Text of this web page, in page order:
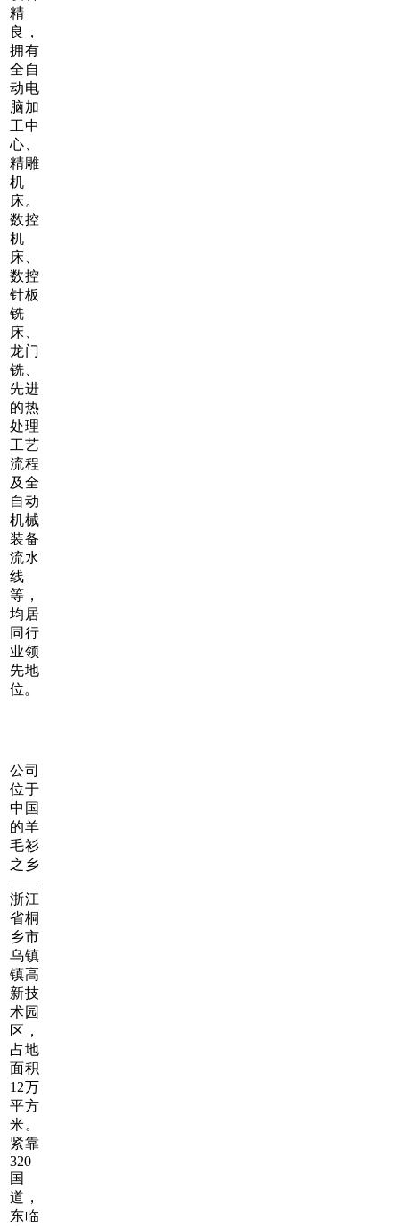
精
良，
拥有
全自
动电
脑加
工中
心、
精雕
机
床。
数控
机
床、
数控
针板
铣
床、
龙门
铣、
先进
的热
处理
工艺
流程
及全
自动
机械
装备
流水
线
等，
均居
同行
业领
先地
位。
公司
位于
中国
的羊
毛衫
之乡
——
浙江
省桐
乡市
乌镇
镇高
新技
术园
区，
占地
面积
12万
平方
米。
紧靠
320
国
道，
东临